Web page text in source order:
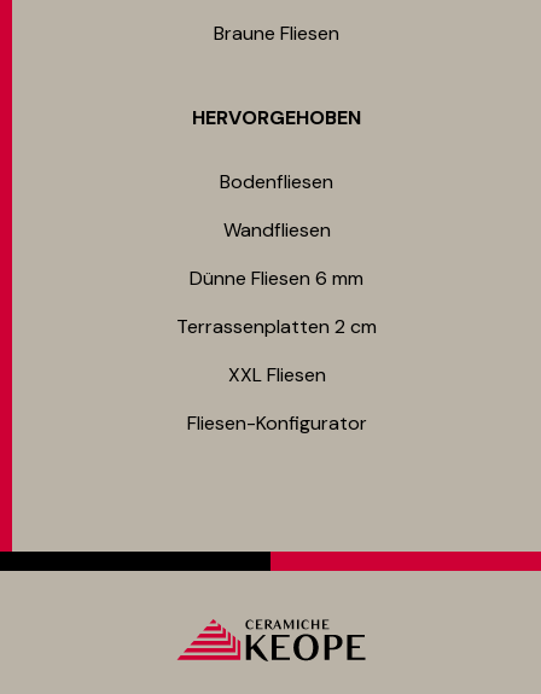
Braune Fliesen
HERVORGEHOBEN
Bodenfliesen​
Wandfliesen
Dünne Fliesen 6 mm​
Terrassenplatten 2 cm
XXL Fliesen
Fliesen-Konfigurator